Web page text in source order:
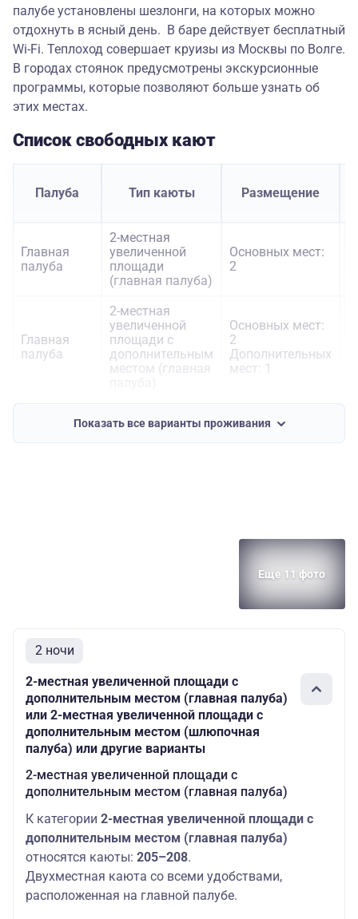
палубе установлены шезлонги, на которых можно
отдохнуть в ясный день. В баре действует бесплатный
Wi-Fi. Теплоход совершает круизы из Москвы по Волге.
В городах стоянок предусмотрены экскурсионные
программы, которые позволяют больше узнать об
этих местах.
Список свободных кают
Палуба Тип каюты Размещение
Главная
палуба
2-местная
увеличенной
площади
(главная палуба)
Основных мест:
2
Главная
палуба
2-местная
увеличенной
площади с
дополнительным
местом (главная
Основных мест:
2
Дополнительных
мест: 1
(главная палуба)
1
мест: 1
Основных мест:
палуба
Средняя
палуба
3-местная
(средняя палуба)
Основных мест:
3
Средняя
палуба
2-местная
увеличенной
площади с
дополнительным
местом (средняя
Дополнительных
мест: 1
Средняя
палуба
1-местная
(средняя палуба)
Основных мест:
Шлюпочная
палуба
2-местная
(шлюпочная
Основных мест:
Показать все варианты проживания
Еще 11 фото
2 ночи
2-местная увеличенной площади с
дополнительным местом (главная палуба)
или 2-местная увеличенной площади с
дополнительным местом (шлюпочная
палуба) или другие варианты
2-местная увеличенной площади с
дополнительным местом (главная палуба)
К категории 2-местная увеличенной площади с
дополнительным местом (главная палуба)
относятся каюты: 205–208.
Двухместная каюта со всеми удобствами,
расположенная на главной палубе.